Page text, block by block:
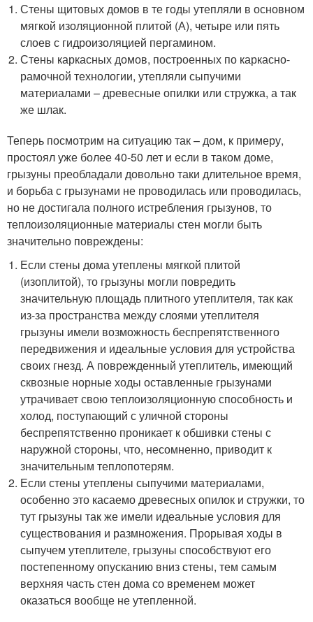
Стены щитовых домов в те годы утепляли в основном
мягкой изоляционной плитой (А), четыре или пять
слоев с гидроизоляцией пергамином.
Стены каркасных домов, построенных по каркасно-
рамочной технологии, утепляли сыпучими
материалами – древесные опилки или стружка, а так
же шлак.
Теперь посмотрим на ситуацию так – дом, к примеру,
простоял уже более 40-50 лет и если в таком доме,
грызуны преобладали довольно таки длительное время,
и борьба с грызунами не проводилась или проводилась,
но не достигала полного истребления грызунов, то
теплоизоляционные материалы стен могли быть
значительно повреждены:
Если стены дома утеплены мягкой плитой
(изоплитой), то грызуны могли повредить
значительную площадь плитного утеплителя, так как
из-за пространства между слоями утеплителя
грызуны имели возможность беспрепятственного
передвижения и идеальные условия для устройства
своих гнезд. А поврежденный утеплитель, имеющий
сквозные норные ходы оставленные грызунами
утрачивает свою теплоизоляционную способность и
холод, поступающий с уличной стороны
беспрепятственно проникает к обшивки стены с
наружной стороны, что, несомненно, приводит к
значительным теплопотерям.
Если стены утеплены сыпучими материалами,
особенно это касаемо древесных опилок и стружки, то
тут грызуны так же имели идеальные условия для
существования и размножения. Прорывая ходы в
сыпучем утеплителе, грызуны способствуют его
постепенному опусканию вниз стены, тем самым
верхняя часть стен дома со временем может
оказаться вообще не утепленной.